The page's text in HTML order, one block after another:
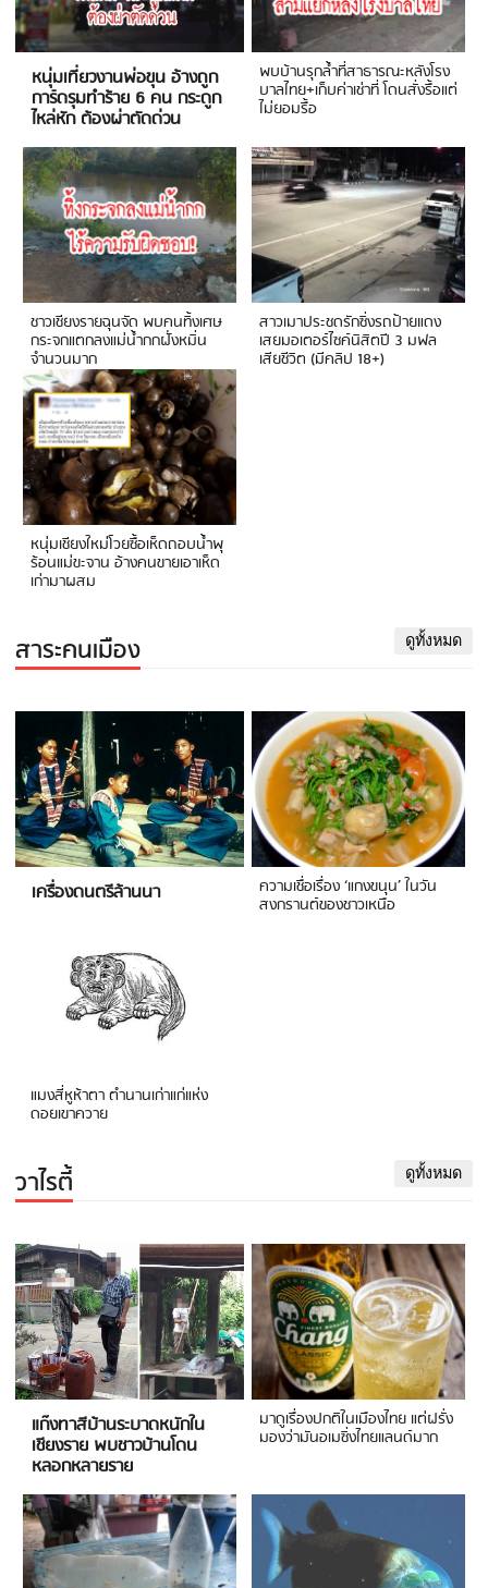
หนุ่มเที่ยวงานพ่อขุน อ้างถูก
การ์ดรุมทำร้าย 6 คน กระดูก
ไหล่หัก ต้องผ่าตัดด่วน
พบบ้านรุกล้ำที่สาธารณะหลังโรง
บาลไทย+เก็บค่าเช่าที่ โดนสั่งรื้อแต่
ไม่ยอมรื้อ
ชาวเชียงรายฉุนจัด พบคนทิ้งเศษ
กระจกแตกลงแม่น้ำกกฝั่งหมิ่น
จำนวนมาก
สาวเมาประชดรักซิ่งรถป้ายแดง
เสยมอเตอร์ไซค์นิสิตปี 3 มฟล
เสียชีวิต (มีคลิป 18+)
หนุ่มเชียงใหม่โวยซื้อเห็ดถอบน้ำพุ
ร้อนแม่ขะจาน อ้างคนขายเอาเห็ด
เก่ามาผสม
สาระคนเมือง ดูทั้งหมด
เครื่องดนตรีล้านนา ความเชื่อเรื่อง ‘แกงขนุน’ ในวัน
สงกรานต์ของชาวเหนือ
แมงสี่หูห้าตา ตำนานเก่าแก่แห่ง
ดอยเขาควาย
วาไรตี้ ดูทั้งหมด
แก๊งทาสีบ้านระบาดหนักใน
เชียงราย พบชาวบ้านโดน
หลอกหลายราย
มาดูเรื่องปกติในเมืองไทย แต่ฝรั่ง
มองว่ามันอเมซิ่งไทยแลนด์มาก